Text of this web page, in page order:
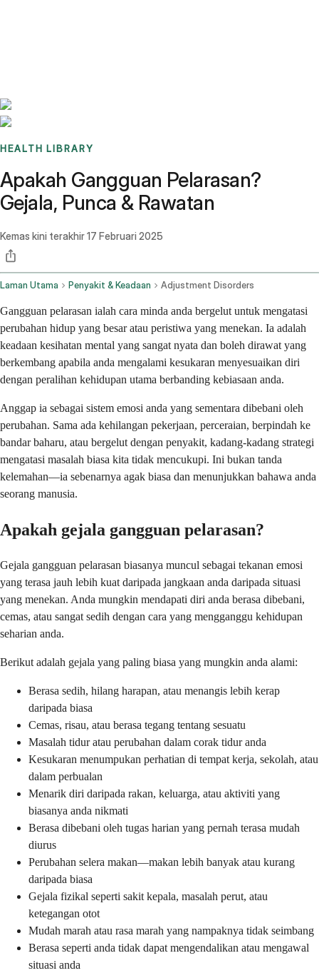
HEALTH LIBRARY
Apakah Gangguan Pelarasan?
Gejala, Punca & Rawatan
Kemas kini terakhir17 Februari 2025
Laman Utama Penyakit & Keadaan Adjustment Disorders
Gangguan pelarasan ialah cara minda anda bergelut untuk mengatasi
perubahan hidup yang besar atau peristiwa yang menekan. Ia adalah
keadaan kesihatan mental yang sangat nyata dan boleh dirawat yang
berkembang apabila anda mengalami kesukaran menyesuaikan diri
dengan peralihan kehidupan utama berbanding kebiasaan anda.
Anggap ia sebagai sistem emosi anda yang sementara dibebani oleh
perubahan. Sama ada kehilangan pekerjaan, perceraian, berpindah ke
bandar baharu, atau bergelut dengan penyakit, kadang-kadang strategi
mengatasi masalah biasa kita tidak mencukupi. Ini bukan tanda
kelemahan—ia sebenarnya agak biasa dan menunjukkan bahawa anda
seorang manusia.
Apakah gejala gangguan pelarasan?
Gejala gangguan pelarasan biasanya muncul sebagai tekanan emosi
yang terasa jauh lebih kuat daripada jangkaan anda daripada situasi
yang menekan. Anda mungkin mendapati diri anda berasa dibebani,
cemas, atau sangat sedih dengan cara yang mengganggu kehidupan
seharian anda.
Berikut adalah gejala yang paling biasa yang mungkin anda alami:
Berasa sedih, hilang harapan, atau menangis lebih kerap
daripada biasa
Cemas, risau, atau berasa tegang tentang sesuatu
Masalah tidur atau perubahan dalam corak tidur anda
Kesukaran menumpukan perhatian di tempat kerja, sekolah, atau
dalam perbualan
Menarik diri daripada rakan, keluarga, atau aktiviti yang
biasanya anda nikmati
Berasa dibebani oleh tugas harian yang pernah terasa mudah
diurus
Perubahan selera makan—makan lebih banyak atau kurang
daripada biasa
Gejala fizikal seperti sakit kepala, masalah perut, atau
ketegangan otot
Mudah marah atau rasa marah yang nampaknya tidak seimbang
Berasa seperti anda tidak dapat mengendalikan atau mengawal
situasi anda